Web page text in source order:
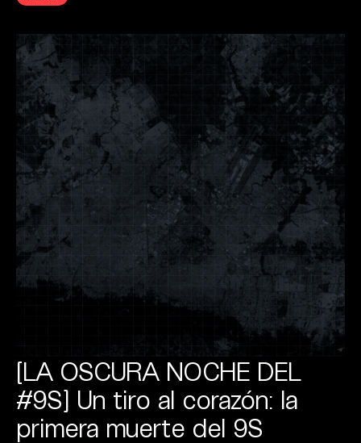
[LA OSCURA NOCHE DEL
#9S] Un tiro al corazón: la
primera muerte del 9S